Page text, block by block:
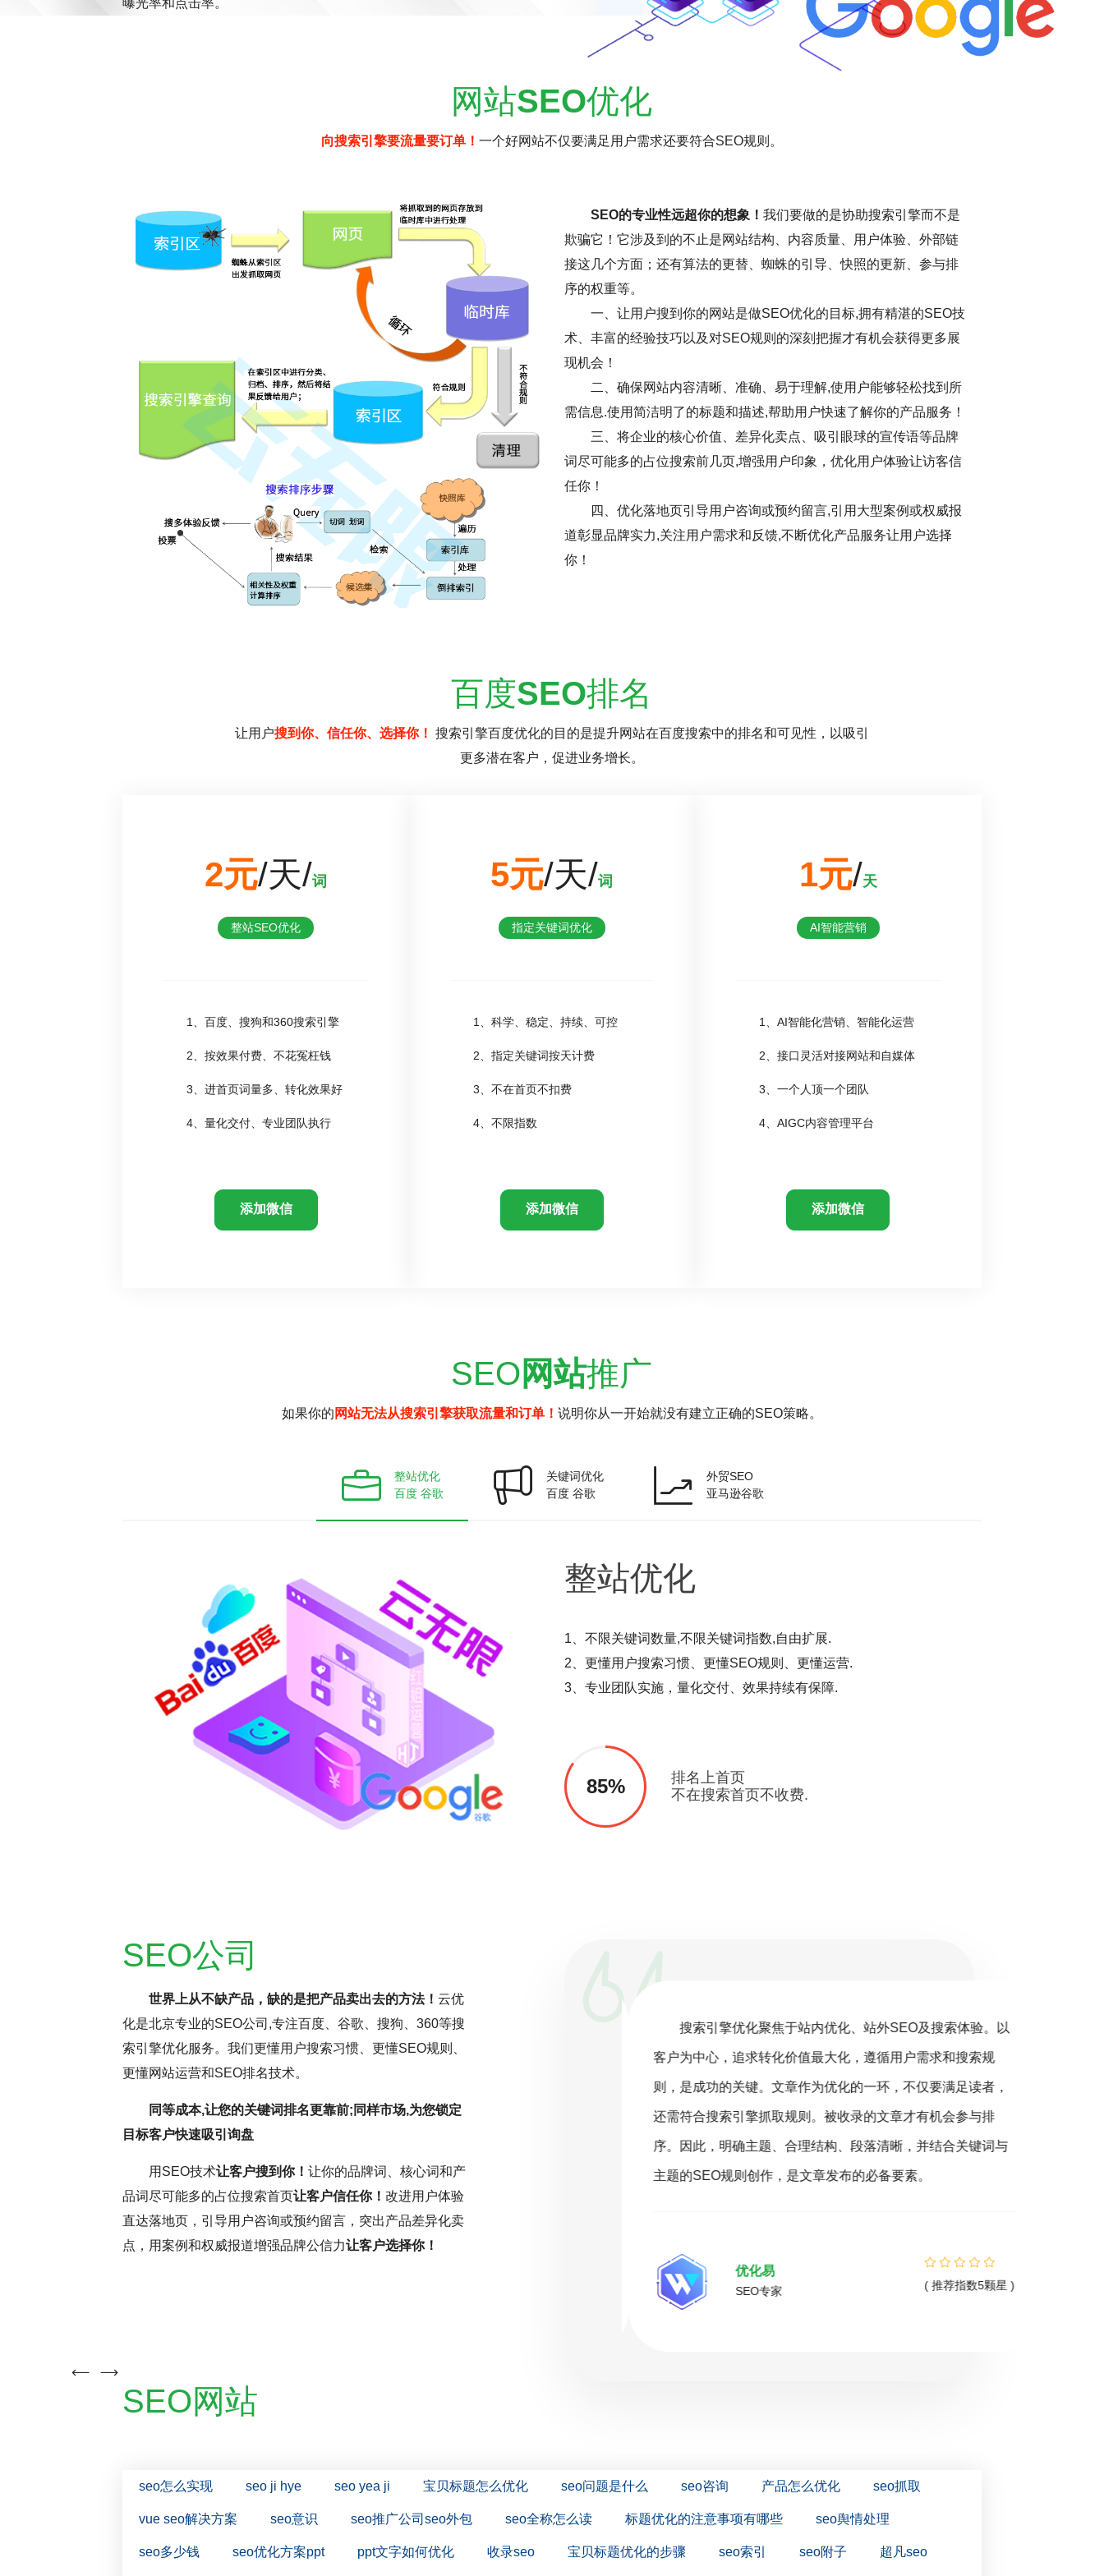
曝光率和点击率。
网站SEO优化
向搜索引擎要流量要订单！ 一个好网站不仅要满足用户需求还要符合SEO规则。
SEO的专业性远超你的想象！ 我们要做的是协助搜索引擎而不是
欺骗它！它涉及到的不止是网站结构、内容质量、用户体验、外部链
接这几个方面；还有算法的更替、蜘蛛的引导、快照的更新、参与排
序的权重等。
一、让用户搜到你的网站是做SEO优化的目标,拥有精湛的SEO技
术、丰富的经验技巧以及对SEO规则的深刻把握才有机会获得更多展
现机会！
二、确保网站内容清晰、准确、易于理解,使用户能够轻松找到所
需信息.使用简洁明了的标题和描述,帮助用户快速了解你的产品服务！
三、将企业的核心价值、差异化卖点、吸引眼球的宣传语等品牌
词尽可能多的占位搜索前几页,增强用户印象，优化用户体验让访客信
任你！
四、优化落地页引导用户咨询或预约留言,引用大型案例或权威报
道彰显品牌实力,关注用户需求和反馈,不断优化产品服务让用户选择
你！
百度SEO排名
让用户搜到你、信任你、选择你！ 搜索引擎百度优化的目的是提升网站在百度搜索中的排名和可见性，以吸引
更多潜在客户，促进业务增长。
2元/天/词
整站SEO优化
1、百度、搜狗和360搜索引擎
2、按效果付费、不花冤枉钱
3、进首页词量多、转化效果好
4、量化交付、专业团队执行
添加微信
5元/天/词
指定关键词优化
1、科学、稳定、持续、可控
2、指定关键词按天计费
3、不在首页不扣费
4、不限指数
添加微信
1元/天
AI智能营销
1、AI智能化营销、智能化运营
2、接口灵活对接网站和自媒体
3、一个人顶一个团队
4、AIGC内容管理平台
添加微信
SEO 网站推广
如果你的 网站无法从搜索引擎获取流量和订单！ 说明你从一开始就没有建立正确的SEO策略。
整站优化
百度 谷歌
关键词优化
百度 谷歌
外贸SEO
亚马逊谷歌
整站优化
1、不限关键词数量,不限关键词指数,自由扩展.
2、更懂用户搜索习惯、更懂SEO规则、更懂运营.
3、专业团队实施，量化交付、效果持续有保障.
85%
排名上首页
不在搜索首页不收费.
SEO公司
世界上从不缺产品，缺的是把产品卖出去的方法！云优
化是北京专业的SEO公司,专注百度、谷歌、搜狗、360等搜
索引擎优化服务。我们更懂用户搜索习惯、更懂SEO规则、
更懂网站运营和SEO排名技术。
同等成本,让您的关键词排名更靠前;同样市场,为您锁定
目标客户快速吸引询盘
用SEO技术让客户搜到你！让你的品牌词、核心词和产
品词尽可能多的占位搜索首页让客户信任你！改进用户体验
直达落地页，引导用户咨询或预约留言，突出产品差异化卖
点，用案例和权威报道增强品牌公信力让客户选择你！
，但云优化认为，这更多与网
受多因素影响，但正确思维和
搜索引擎规则，可提升网站转
助力网站取得更好效果。
( 推荐指数5颗星 )
SEO网站优化是一项持续且精细化的工作，而非一劳永
逸。它要求优化师密切关注行业动态，深入分析数据，并根据
中，耐心和毅力是不可或缺的驱动力。只有持之以恒地投入努
更为优异的搜索引擎排名。
搜索引擎优化聚焦于站内优化、站外SEO及搜索体验。以
客户为中心，追求转化价值最大化，遵循用户需求和搜索规
则，是成功的关键。文章作为优化的一环，不仅要满足读者，
还需符合搜索引擎抓取规则。被收录的文章才有机会参与排
序。因此，明确主题、合理结构、段落清晰，并结合关键词与
主题的SEO规则创作，是文章发布的必备要素。
优化易
SEO专家 ( 推荐指数5颗星 )
SEO网站
seo怎么实现 seo ji hye seo yea ji 宝贝标题怎么优化 seo问题是什么 seo咨询 产品怎么优化 seo抓取
vue seo解决方案 seo意识 seo推广公司seo外包 seo全称怎么读 标题优化的注意事项有哪些 seo舆情处理
seo多少钱 seo优化方案ppt ppt文字如何优化 收录seo 宝贝标题优化的步骤 seo索引 seo附子 超凡seo